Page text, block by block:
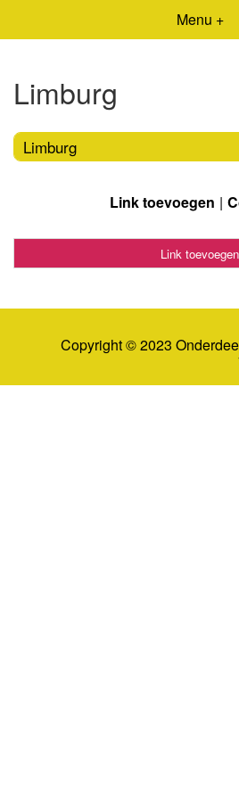
Menu +
Limburg
Limburg
Link toevoegen
Link toevoegen
Copyright © 2023